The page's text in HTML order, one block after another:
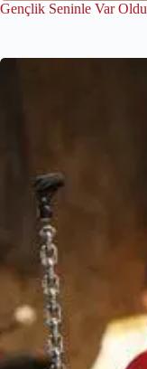
Gençlik Seninle Var Oldu